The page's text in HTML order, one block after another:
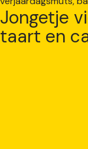
Jongetje
taart en